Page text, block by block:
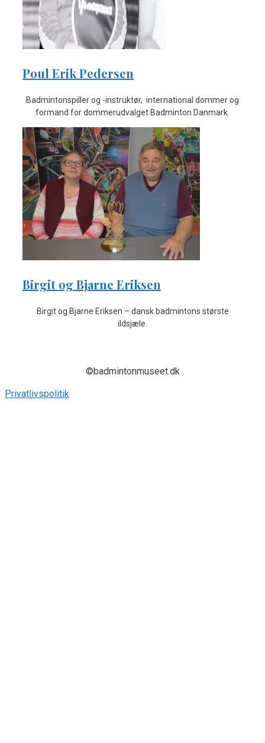
Poul Erik Pedersen
Badmintonspiller og -instruktør, international dommer og
formand for dommerudvalget Badminton Danmark.
Birgit og Bjarne Eriksen
Birgit og Bjarne Eriksen – dansk badmintons største
ildsjæle.
©badmintonmuseet.dk
Privatlivspolitik